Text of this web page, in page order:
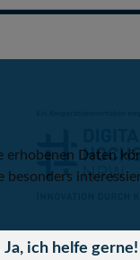
Daten
Ja, ich helfe gerne!